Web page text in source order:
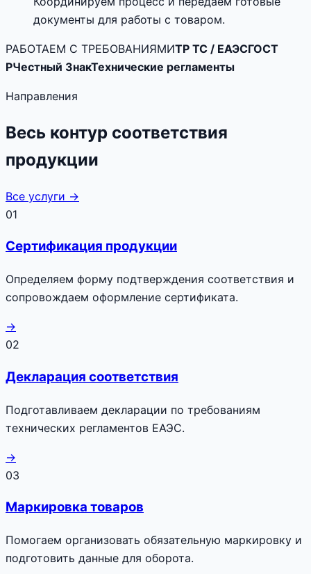
документы для работы с товаром.
РАБОТАЕМ С ТРЕБОВАНИЯМИТР ТС / ЕАЭСГОСТ
РЧестный ЗнакТехнические регламенты
Направления
Весь контур соответствия
продукции
Все услуги →
01
Сертификация продукции
Определяем форму подтверждения соответствия и
сопровождаем оформление сертификата.
→
02
Декларация соответствия
Подготавливаем декларации по требованиям
технических регламентов ЕАЭС.
→
03
Маркировка товаров
Помогаем организовать обязательную маркировку и
подготовить данные для оборота.